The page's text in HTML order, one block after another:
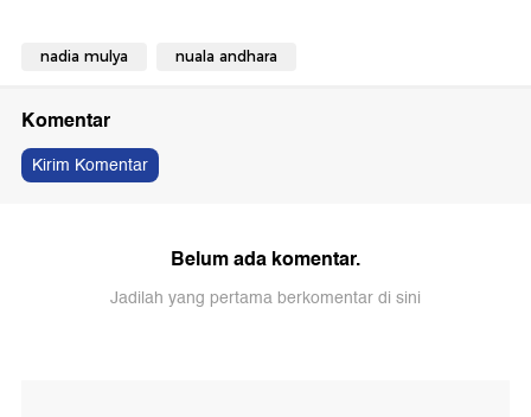
nadia mulya nuala andhara
Komentar
Kirim Komentar
Belum ada komentar.
Jadilah yang pertama berkomentar di sini